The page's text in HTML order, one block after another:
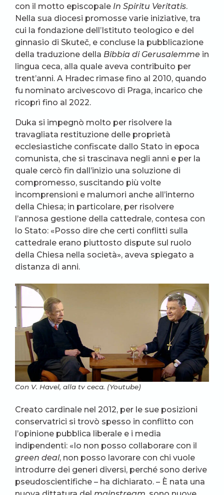
con il motto episcopale In Spiritu Veritatis.
Nella sua diocesi promosse varie iniziative, tra
cui la fondazione dell’Istituto teologico e del
ginnasio di Skuteč, e concluse la pubblicazione
della traduzione della Bibbia di Gerusalemme in
lingua ceca, alla quale aveva contribuito per
trent’anni. A Hradec rimase fino al 2010, quando
fu nominato arcivescovo di Praga, incarico che
ricoprì fino al 2022.
Duka si impegnò molto per risolvere la
travagliata restituzione delle proprietà
ecclesiastiche confiscate dallo Stato in epoca
comunista, che si trascinava negli anni e per la
quale cercò fin dall’inizio una soluzione di
compromesso, suscitando più volte
incomprensioni e malumori anche all’interno
della Chiesa; in particolare, per risolvere
l’annosa gestione della cattedrale, contesa con
lo Stato: «Posso dire che certi conflitti sulla
cattedrale erano piuttosto dispute sul ruolo
della Chiesa nella società», aveva spiegato a
distanza di anni.
Con V. Havel, alla tv ceca. (Youtube)
Creato cardinale nel 2012, per le sue posizioni
conservatrici si trovò spesso in conflitto con
l’opinione pubblica liberale e i media
indipendenti: «Io non posso collaborare con il
green deal, non posso lavorare con chi vuole
introdurre dei generi diversi, perché sono derive
pseudoscientifiche – ha dichiarato. – È nata una